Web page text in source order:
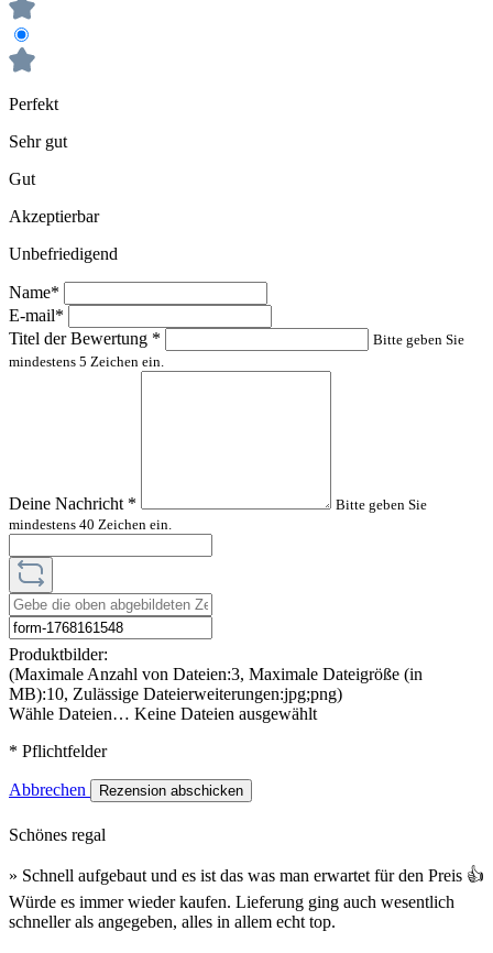
Perfekt
Sehr gut
Gut
Akzeptierbar
Unbefriedigend
Name*
E-mail*
Titel der Bewertung *
Bitte geben Sie
mindestens 5 Zeichen ein.
Deine Nachricht *
Bitte geben Sie
mindestens 40 Zeichen ein.
Produktbilder:
(Maximale Anzahl von Dateien:3, Maximale Dateigröße (in
MB):10, Zulässige Dateierweiterungen:jpg;png)
Wähle Dateien… Keine Dateien ausgewählt
* Pflichtfelder
Abbrechen Rezension abschicken
Schönes regal
» Schnell aufgebaut und es ist das was man erwartet für den Preis 👍
Würde es immer wieder kaufen. Lieferung ging auch wesentlich
schneller als angegeben, alles in allem echt top.